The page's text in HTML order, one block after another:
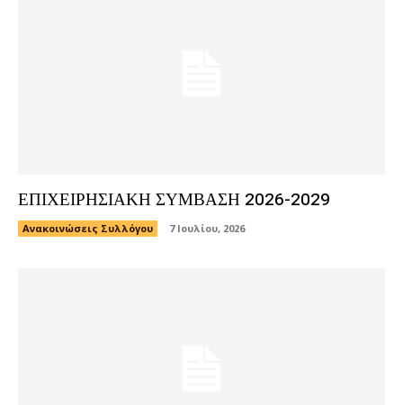
ΕΠΙΧΕΙΡΗΣΙΑΚΗ ΣΥΜΒΑΣΗ 2026-2029
Ανακοινώσεις Συλλόγου 7 Ιουλίου, 2026